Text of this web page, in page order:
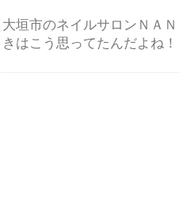
大垣市のネイルサロンＮＡ
きはこう思ってたんだよね